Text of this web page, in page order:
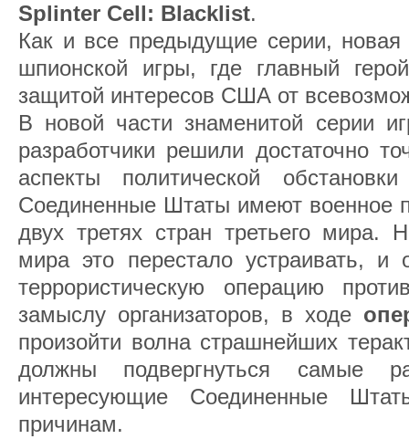
Splinter Cell: Blacklist.
Как и все предыдущие серии,
шпионской игры, где главный
защитой интересов США от
В новой части знаменитой серии
разработчики решили достаточно
аспекты политической
Соединенные Штаты имеют военное
двух третях стран третьего мира.
мира это перестало устраивать, и
террористическую операцию
замыслу организаторов, в ходе
произойти волна страшнейших
должны подвергнуться самые
интересующие Соединенные
причинам.